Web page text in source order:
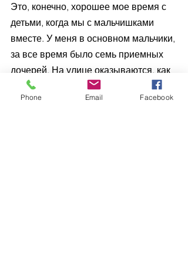
Это, конечно, хорошее мое время с
детьми, когда мы с мальчишками
вместе. У меня в основном мальчики,
за все время было семь приемных
дочерей. На улице оказываются, как
правило, мальчишки. Они там хоть
как-то выживают, девочки –
Phone Email Facebook